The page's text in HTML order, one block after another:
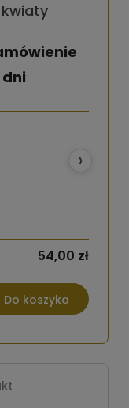
kwiaty
dni
›
54,00 zł
Do koszyka